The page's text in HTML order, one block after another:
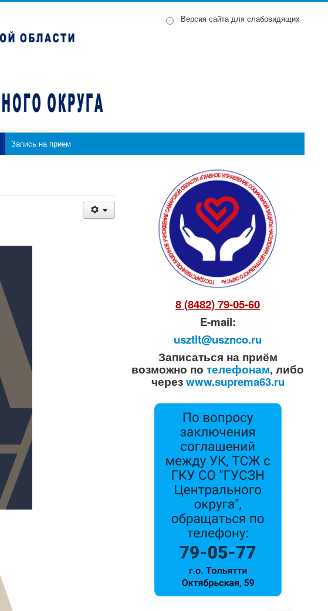
Версия сайта для слабовидящих
Запись на прием
8 (8482) 79-05-60
E-mail:
usztlt@usznco.ru
Записаться на приём
возможно потелефонам, либо
черезwww.suprema63.ru